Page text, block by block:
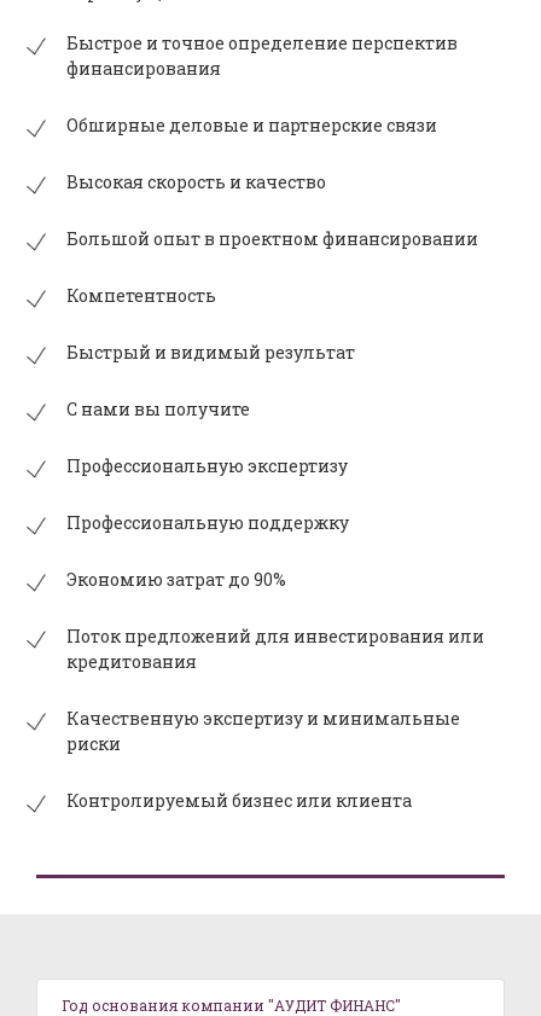
Быстрое и точное определение перспектив
финансирования
Обширные деловые и партнерские связи
Высокая скорость и качество
Большой опыт в проектном финансировании
Компетентность
Быстрый и видимый результат
С нами вы получите
Профессиональную экспертизу
Профессиональную поддержку
Экономию затрат до 90%
Поток предложений для инвестирования или
кредитования
Качественную экспертизу и минимальные
риски
Контролируемый бизнес или клиента
Год основания компании "АУДИТ ФИНАНС"